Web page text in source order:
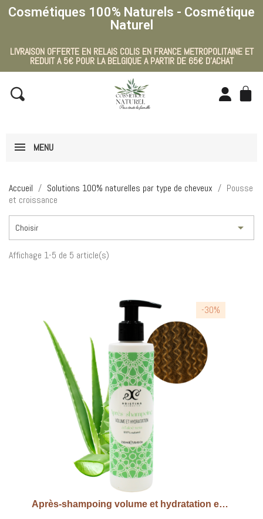
Cosmétiques 100% Naturels - Cosmétique
Naturel
LIVRAISON OFFERTE EN RELAIS COLIS EN FRANCE METROPOLITAINE ET
REDUIT A 5€ POUR LA BELGIQUE A PARTIR DE 65€ D'ACHAT
MENU
Accueil Solutions 100% naturelles par type de cheveux
Pousse
et croissance
Choisir 
Affichage 1-5 de 5 article(s)
Aperçu rapide
-30%
Après-shampoing volume et hydratation enrichi à l'aloe vera 100% naturel 250ml